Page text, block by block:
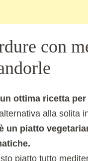
con
ottima ricetta per
alla solita
un piatto
piatto tutto